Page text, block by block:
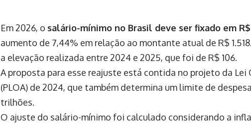
Em 2026, o salário-mínimo no Brasil deve ser fixado em R$
aumento de 7,44% em relação ao montante atual de R$
a elevação realizada entre 2024 e 2025, que foi de R$ 106.
A proposta para esse reajuste está contida no projeto da Lei
(PLOA) de 2024, que também determina um limite de
trilhões.
O ajuste do salário-mínimo foi calculado considerando a